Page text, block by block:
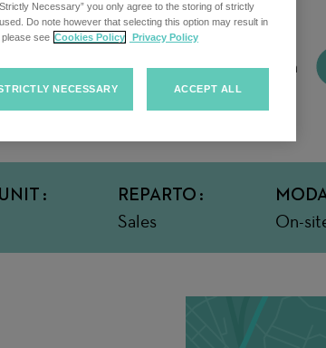
Condividi questa offerta
REPARTO
Sales On-
Necessary” you only agree to the storing of strictly
Do note however that selecting this option may result in
see Cookies Policy Privacy Policy
NECESSARY ACCEPT ALL